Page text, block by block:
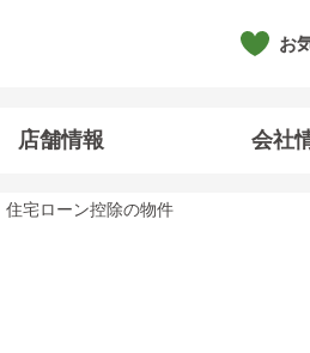
お
店舗情報 会社
住宅ローン控除の物件